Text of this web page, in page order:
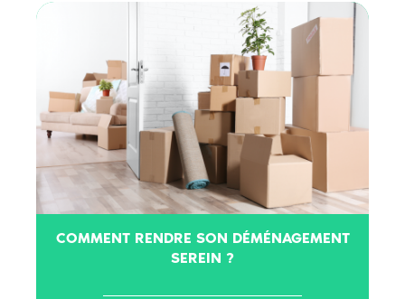
COMMENT RENDRE SON DÉMÉNAGEMENT
SEREIN ?